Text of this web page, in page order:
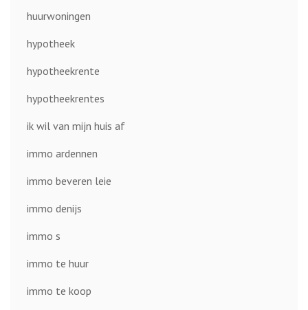
huurwoningen
hypotheek
hypotheekrente
hypotheekrentes
ik wil van mijn huis af
immo ardennen
immo beveren leie
immo denijs
immo s
immo te huur
immo te koop